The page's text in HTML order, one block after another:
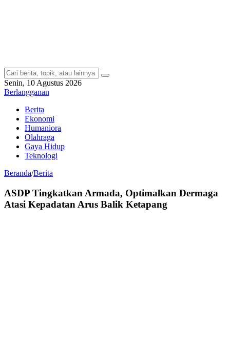
Senin, 10 Agustus 2026
Berlangganan
Berita
Ekonomi
Humaniora
Olahraga
Gaya Hidup
Teknologi
Beranda/Berita
ASDP Tingkatkan Armada, Optimalkan Dermaga
Atasi Kepadatan Arus Balik Ketapang